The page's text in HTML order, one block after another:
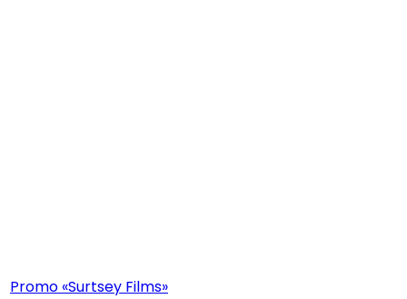
Promo «Surtsey Films»